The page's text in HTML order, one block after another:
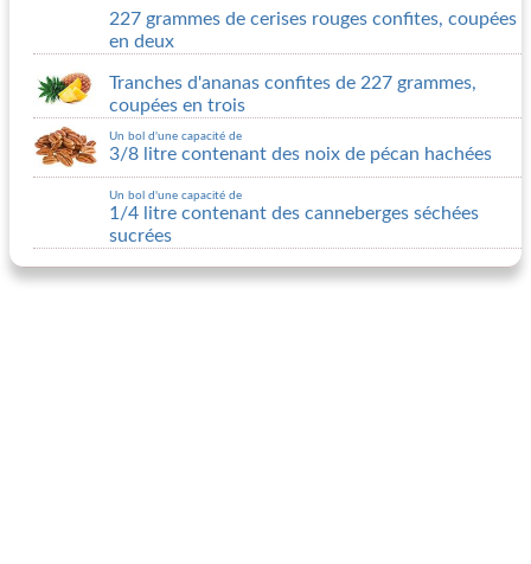
227 grammes de cerises rouges confites, coupées
en deux
Tranches d'ananas confites de 227 grammes,
coupées en trois
Un bol d'une capacité de
3/8 litre contenant des noix de pécan hachées
Un bol d'une capacité de
1/4 litre contenant des canneberges séchées
sucrées